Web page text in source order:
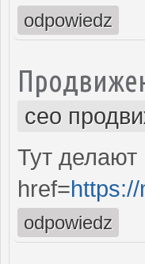
odpowiedz
сео
Тут
href=
odpowiedz